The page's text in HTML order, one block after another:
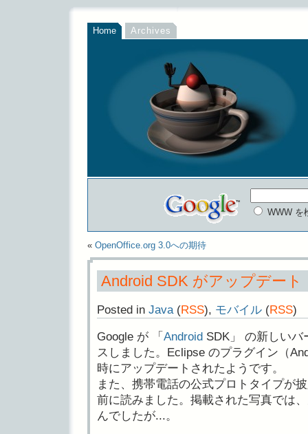
Home Archives
WWW を
« OpenOffice.org 3.0への期待
Android SDK がアップデート
Posted in Java(RSS), モバイル (RSS)
Google が 「 Android SDK」 の新しい
スしました。Eclipse のプラグイン（
時にアップデートされたようです。
また、携帯電話の公式プロトタイプが
前に読みました。掲載された写真では
んでしたが...。